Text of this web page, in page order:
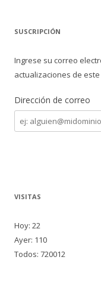
SUSCRIPCIÓN
Ingrese su correo
actualizaciones de este
Dirección de correo
Dirección
de
correo
VISITAS
Hoy: 22
Ayer: 110
Todos: 720012